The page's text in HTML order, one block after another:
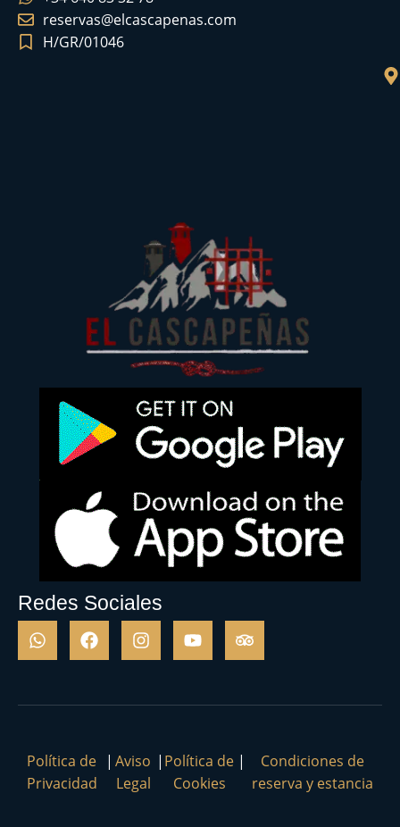
reservas@elcascapenas.com
H/GR/01046
Redes Sociales
Política de
Privacidad
| Aviso
Legal
| Política de
Cookies
|
Condiciones de
reserva y estancia